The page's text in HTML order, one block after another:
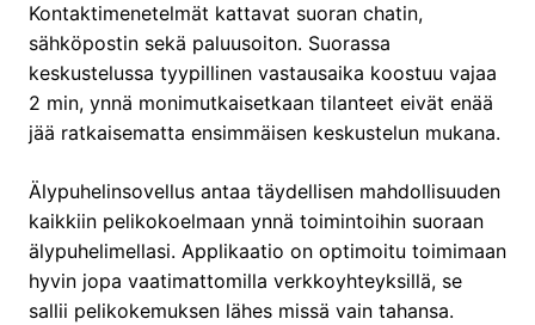
Kontaktimenetelmät kattavat suoran chatin,
sähköpostin sekä paluusoiton. Suorassa
keskustelussa tyypillinen vastausaika koostuu vajaa
2 min, ynnä monimutkaisetkaan tilanteet eivät enää
jää ratkaisematta ensimmäisen keskustelun mukana.
Älypuhelinsovellus antaa täydellisen mahdollisuuden
kaikkiin pelikokoelmaan ynnä toimintoihin suoraan
älypuhelimellasi. Applikaatio on optimoitu toimimaan
hyvin jopa vaatimattomilla verkkoyhteyksillä, se
sallii pelikokemuksen lähes missä vain tahansa.